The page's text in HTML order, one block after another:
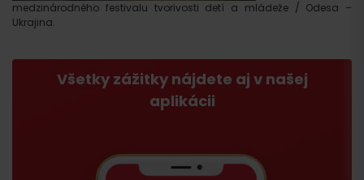
medzinárodného festivalu tvorivosti detí a mládeže / Odesa –
Ukrajina.
Všetky zážitky nájdete aj v našej
aplikácii